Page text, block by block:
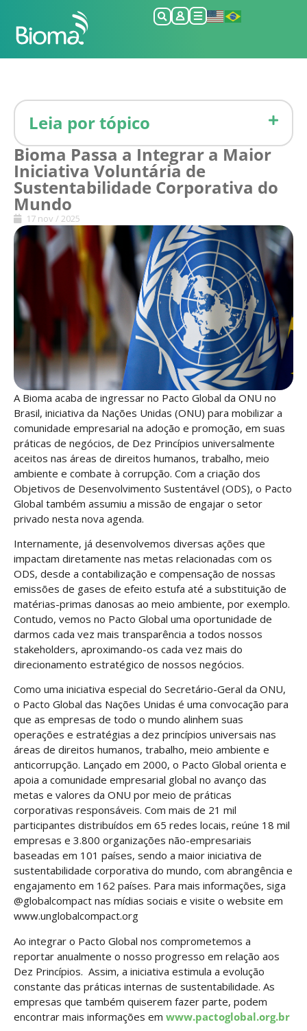
Leia por tópico
Bioma Passa a Integrar a Maior
Iniciativa Voluntária de
Sustentabilidade Corporativa do
Mundo
17 nov / 2025
A Bioma acaba de ingressar no Pacto Global da ONU no
Brasil, iniciativa da Nações Unidas (ONU) para mobilizar a
comunidade empresarial na adoção e promoção, em suas
práticas de negócios, de Dez Princípios universalmente
aceitos nas áreas de direitos humanos, trabalho, meio
ambiente e combate à corrupção. Com a criação dos
Objetivos de Desenvolvimento Sustentável (ODS), o Pacto
Global também assumiu a missão de engajar o setor
privado nesta nova agenda.
Internamente, já desenvolvemos diversas ações que
impactam diretamente nas metas relacionadas com os
ODS, desde a contabilização e compensação de nossas
emissões de gases de efeito estufa até a substituição de
matérias-primas danosas ao meio ambiente, por exemplo.
Contudo, vemos no Pacto Global uma oportunidade de
darmos cada vez mais transparência a todos nossos
stakeholders, aproximando-os cada vez mais do
direcionamento estratégico de nossos negócios.
Como uma iniciativa especial do Secretário-Geral da ONU,
o Pacto Global das Nações Unidas é uma convocação para
que as empresas de todo o mundo alinhem suas
operações e estratégias a dez princípios universais nas
áreas de direitos humanos, trabalho, meio ambiente e
anticorrupção. Lançado em 2000, o Pacto Global orienta e
apoia a comunidade empresarial global no avanço das
metas e valores da ONU por meio de práticas
corporativas responsáveis. Com mais de 21 mil
participantes distribuídos em 65 redes locais, reúne 18 mil
empresas e 3.800 organizações não-empresariais
baseadas em 101 países, sendo a maior iniciativa de
sustentabilidade corporativa do mundo, com abrangência e
engajamento em 162 países. Para mais informações, siga
@globalcompact nas mídias sociais e visite o website em
www.unglobalcompact.org
Ao integrar o Pacto Global nos comprometemos a
reportar anualmente o nosso progresso em relação aos
Dez Princípios. Assim, a iniciativa estimula a evolução
constante das práticas internas de sustentabilidade. As
empresas que também quiserem fazer parte, podem
encontrar mais informações em www.pactoglobal.org.br